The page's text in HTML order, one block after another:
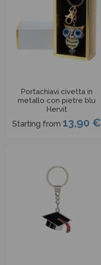
Portachiavi civetta in
metallo con pietre blu
Hervit
Starting from 13,90 €